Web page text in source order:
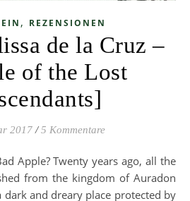
, REZENSIONEN
de la Cruz –
of the Lost
2017 / 5 Kommentare
from the kingdom of Auradon
dark and dreary place protected by